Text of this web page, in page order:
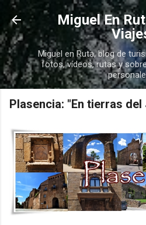
Ir al contenido
Miguel En
Miguel en Ruta, blog de
fotos, vídeos, rutas y
Plasencia: "En tierras del